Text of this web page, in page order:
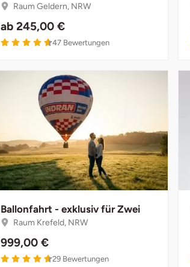
Raum Geldern, NRW
ab 245,00 €
47 Bewertungen
Ballonfahrt - exklusiv für Zwei
Raum Krefeld, NRW
999,00 €
29 Bewertungen